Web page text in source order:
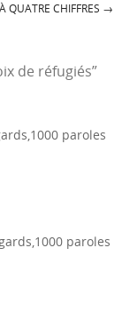
QUATRE CHIFFRES →
de réfugiés”
paroles
paroles